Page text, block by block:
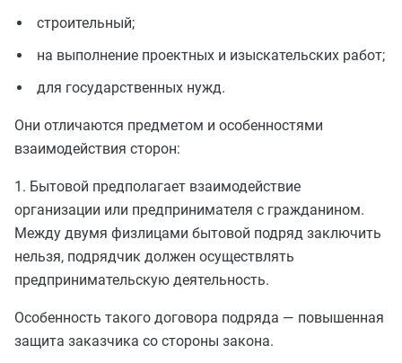
строительный;
на выполнение проектных и изыскательских работ;
для государственных нужд.
Они отличаются предметом и особенностями
взаимодействия сторон:
1. Бытовой предполагает взаимодействие
организации или предпринимателя с гражданином.
Между двумя физлицами бытовой подряд заключить
нельзя, подрядчик должен осуществлять
предпринимательскую деятельность.
Особенность такого договора подряда — повышенная
защита заказчика со стороны закона.